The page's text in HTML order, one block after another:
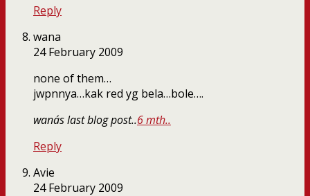
Reply
wana
24 February 2009
none of them…
jwpnnya…kak red yg bela…bole….
wana´s last blog post..6 mth..
Reply
Avie
24 February 2009